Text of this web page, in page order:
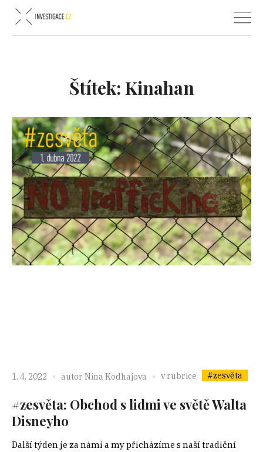
Štítek: Kinahan
1. 4. 2022 autor Nina Kodhajova v rubrice #zesvěta
#zesvěta: Obchod s lidmi ve světě Walta
Disneyho
Další týden je za námi a my přicházíme s naší tradiční